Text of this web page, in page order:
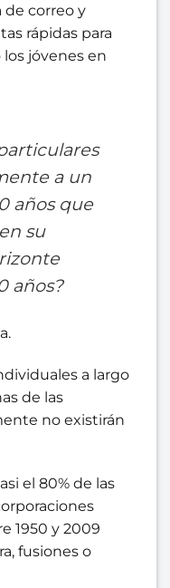
de correo y
rápidas para
jóvenes en
a un
años que
su
años?
a largo
de las
no existirán
el 80% de las
1950 y 2009
fusiones o